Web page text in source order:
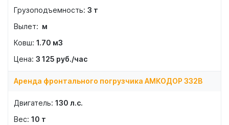
3 т
м
1.70 м3
3 125 руб./час
Аренда фронтального погрузчика АМКОДОР 332В
130 л.с.
10 т